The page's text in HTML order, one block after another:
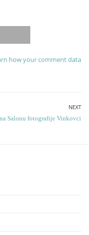
how your comment data
NEXT
Salonu fotografije Vinkovci